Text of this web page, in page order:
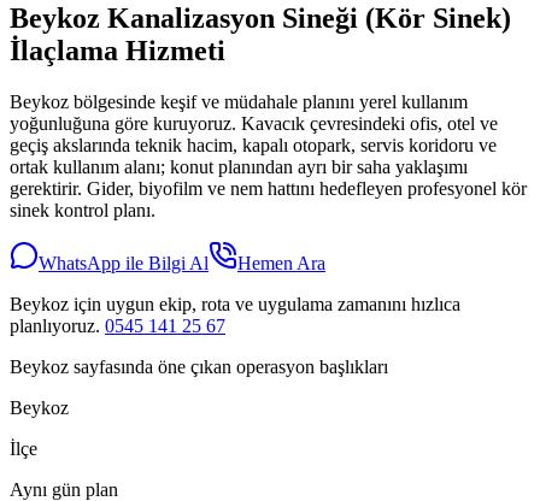
Beykoz Kanalizasyon Sineği (Kör Sinek)
İlaçlama Hizmeti
Beykoz bölgesinde keşif ve müdahale planını yerel kullanım
yoğunluğuna göre kuruyoruz. Kavacık çevresindeki ofis, otel ve
geçiş akslarında teknik hacim, kapalı otopark, servis koridoru ve
ortak kullanım alanı; konut planından ayrı bir saha yaklaşımı
gerektirir. Gider, biyofilm ve nem hattını hedefleyen profesyonel kör
sinek kontrol planı.
WhatsApp ile Bilgi Al
Hemen Ara
Beykoz için uygun ekip, rota ve uygulama zamanını hızlıca
planlıyoruz. 0545 141 25 67
Beykoz sayfasında öne çıkan operasyon başlıkları
Beykoz
İlçe
Aynı gün plan